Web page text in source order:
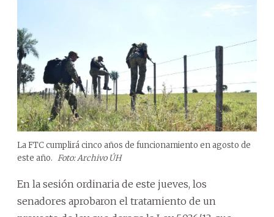
La FTC cumplirá cinco años de funcionamiento en agosto de
este año. Foto: Archivo ÚH
En la sesión ordinaria de este jueves, los
senadores aprobaron el tratamiento de un